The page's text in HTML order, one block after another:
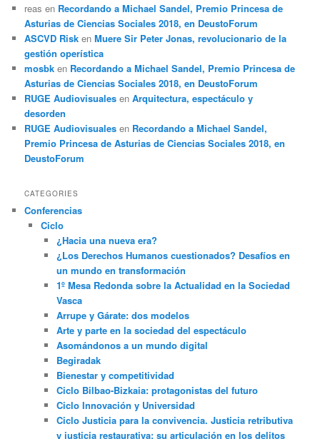
reas en Recordando a Michael Sandel, Premio Princesa de
Asturias de Ciencias Sociales 2018, en DeustoForum
ASCVD Risk enMuere Sir Peter Jonas, revolucionario de la
gestión operística
mosbk en Recordando a Michael Sandel, Premio Princesa de
Asturias de Ciencias Sociales 2018, en DeustoForum
RUGE Audiovisuales enArquitectura, espectáculo y
desorden
RUGE Audiovisuales en Recordando a Michael Sandel,
Premio Princesa de Asturias de Ciencias Sociales 2018, en
DeustoForum
CATEGORIES
Conferencias
Ciclo
¿Hacia una nueva era?
¿Los Derechos Humanos cuestionados? Desafíos en
un mundo en transformación
1º Mesa Redonda sobre la Actualidad en la Sociedad
Vasca
Arrupe y Gárate: dos modelos
Arte y parte en la sociedad del espectáculo
Asomándonos a un mundo digital
Begiradak
Bienestar y competitividad
Ciclo Bilbao-Bizkaia: protagonistas del futuro
Ciclo Innovación y Universidad
Ciclo Justicia para la convivencia. Justicia retributiva
y justicia restaurativa: su articulación en los delitos